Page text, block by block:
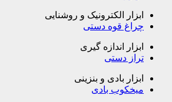
ابزار الکترونیک و روشنایی
چراغ قوه دستی
ابزار اندازه گیری
تراز دستی
ابزار بادی و بنزینی
میخکوب بادی